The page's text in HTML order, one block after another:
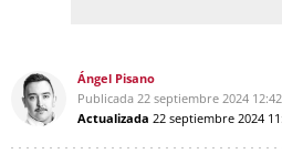
Ángel Pisano
Publicada 22 septiembre 2024
Actualizada 22 septiembre 2024